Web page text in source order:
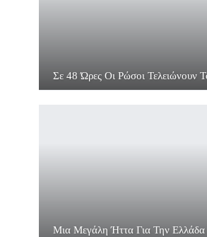
Σε 48 Ώρες Οι Ρώσοι Τελειώνουν
Μια Μεγάλη Ήττα Για Την